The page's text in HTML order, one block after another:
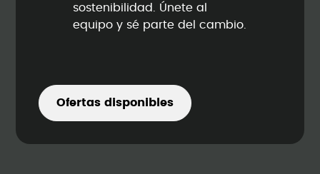
sostenibilidad. Únete al
equipo y sé parte del cambio.
Ofertas disponibles